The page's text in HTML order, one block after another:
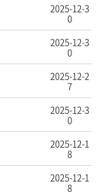
2025-12-3
0
2025-12-3
0
2025-12-2
7
2025-12-3
0
2025-12-1
8
2025-12-1
8